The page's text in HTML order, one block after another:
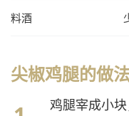
料酒
尖椒鸡腿的做
鸡腿宰成小